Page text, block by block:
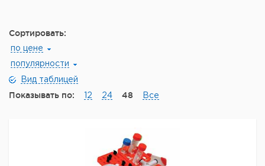
Сортировать:
по цене
популярности
Вид таблицей
Показывать по: 12 24 48 Все